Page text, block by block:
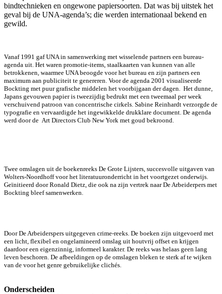
bindtechnieken en ongewone papiersoorten. Dat was bij uitstek het
geval bij de UNA-agenda’s; die werden internationaal bekend en
gewild.
Vanaf 1991 gaf UNA in samenwerking met wisselende partners een bureau-
agenda uit. Het waren promotie-items, staalkaarten van kunnen van alle
betrokkenen, waarmee UNA beoogde voor het bureau en zijn partners een
maximum aan publiciteit te genereren. Voor de agenda 2001 visualiseerde
Bockting met puur grafische middelen het voorbijgaan der dagen. Het dunne,
Japans gevouwen papier is tweezijdig bedrukt met een tweemaal per week
verschuivend patroon van concentrische cirkels. Sabine Reinhardt verzorgde de
typografie en vervaardigde het ingewikkelde drukklare document. De agenda
werd door de Art Directors Club New York met goud bekroond.
Twee omslagen uit de boekenreeks De Grote Lijsters, succesvolle uitgaven van
Wolters-Noordhoff voor het literatuuronderricht in het voortgezet onderwijs.
Geïnitieerd door Ronald Dietz, die ook na zijn vertrek naar De Arbeiderpers met
Bockting bleef samenwerken.
Door De Arbeiders­pers uitgegeven crime-­reeks. De boeken zijn uitgevoerd met
een licht, flexibel en ongelamineerd omslag uit houtvrij offset en krijgen
daardoor een eigenzinnig, informeel karakter. De reeks was helaas geen lang
leven beschoren. De afbeeldingen op de omslagen bleken te sterk af te wijken
van de voor het genre gebruikelijke clichés.
Onderscheiden